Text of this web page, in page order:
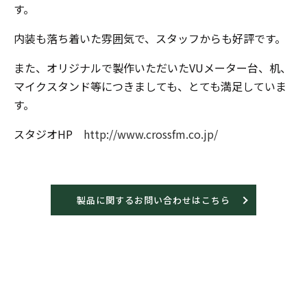
す。
内装も落ち着いた雰囲気で、スタッフからも好評です。
また、オリジナルで製作いただいたVUメーター台、机、
マイクスタンド等につきましても、とても満足していま
す。
スタジオHP http://www.crossfm.co.jp/
製品に関するお問い合わせはこちら